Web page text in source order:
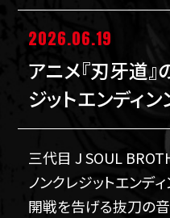
2026.06.19
アニメ『刃牙道
ジットエンディン
三代目 J SOUL
ノンクレジットエンデ
開戦を告げる抜刀の音